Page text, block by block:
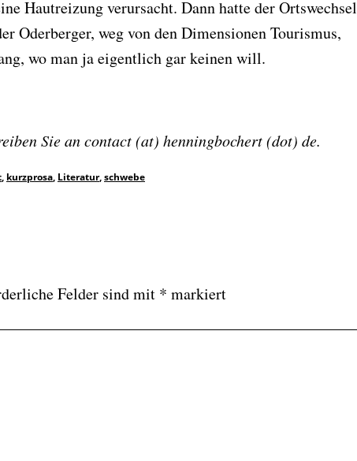
Hautreizung verursacht. Dann hatte der Ortswechsel
Oderberger, weg von den Dimensionen Tourismus,
wo man ja eigentlich gar keinen will.
Sie an contact (at) henningbochert (dot) de.
, kurzprosa, Literatur,schwebe
Felder sind mit * markiert